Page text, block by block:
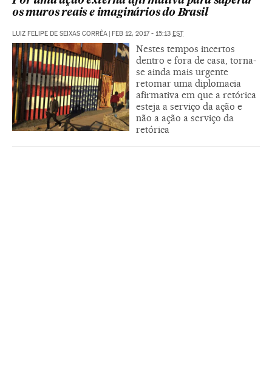
os muros reais e imaginários do Brasil
LUIZ FELIPE DE SEIXAS CORRÊA | FEB 12, 2017 - 15:13 EST
Nestes tempos incertos
dentro e fora de casa, torna-
se ainda mais urgente
retomar uma diplomacia
afirmativa em que a retórica
esteja a serviço da ação e
não a ação a serviço da
retórica